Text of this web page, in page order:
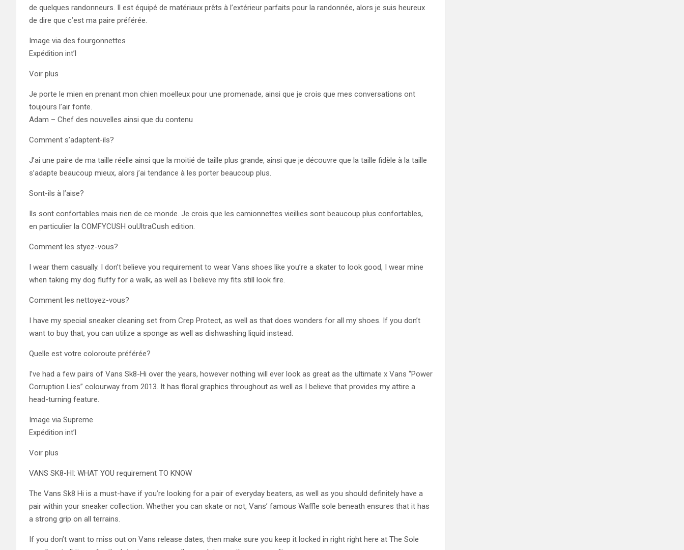
de quelques randonneurs. Il est équipé de matériaux prêts à l’extérieur parfaits pour la randonnée, alors je suis heureux
de dire que c’est ma paire préférée.
Image via des fourgonnettes
Expédition int’l
Voir plus
Je porte le mien en prenant mon chien moelleux pour une promenade, ainsi que je crois que mes conversations ont
toujours l’air fonte.
Adam – Chef des nouvelles ainsi que du contenu
Comment s’adaptent-ils?
J’ai une paire de ma taille réelle ainsi que la moitié de taille plus grande, ainsi que je découvre que la taille fidèle à la taille
s’adapte beaucoup mieux, alors j’ai tendance à les porter beaucoup plus.
Sont-ils à l’aise?
Ils sont confortables mais rien de ce monde. Je crois que les camionnettes vieillies sont beaucoup plus confortables,
en particulier la COMFYCUSH ouUltraCush edition.
Comment les styez-vous?
I wear them casually. I don’t believe you requirement to wear Vans shoes like you’re a skater to look good, I wear mine
when taking my dog fluffy for a walk, as well as I believe my fits still look fire.
Comment les nettoyez-vous?
I have my special sneaker cleaning set from Crep Protect, as well as that does wonders for all my shoes. If you don’t
want to buy that, you can utilize a sponge as well as dishwashing liquid instead.
Quelle est votre coloroute préférée?
I’ve had a few pairs of Vans Sk8-Hi over the years, however nothing will ever look as great as the ultimate x Vans “Power
Corruption Lies” colourway from 2013. It has floral graphics throughout as well as I believe that provides my attire a
head-turning feature.
Image via Supreme
Expédition int’l
Voir plus
VANS SK8-HI: WHAT YOU requirement TO KNOW
The Vans Sk8 Hi is a must-have if you’re looking for a pair of everyday beaters, as well as you should definitely have a
pair within your sneaker collection. Whether you can skate or not, Vans’ famous Waffle sole beneath ensures that it has
a strong grip on all terrains.
If you don’t want to miss out on Vans release dates, then make sure you keep it locked in right right here at The Sole